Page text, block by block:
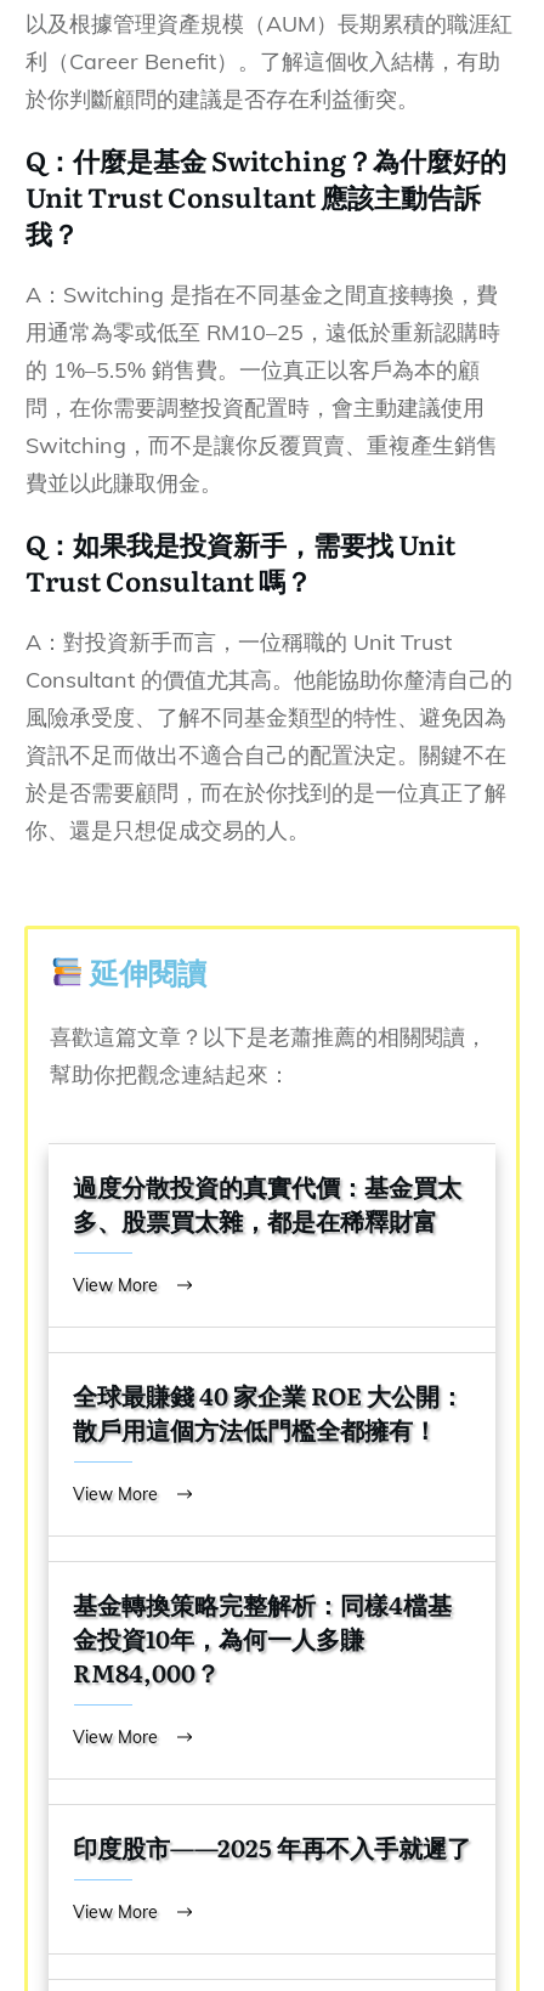
以及根據管理資產規模（AUM）長期累積的職涯紅
利（Career Benefit）。了解這個收入結構，有助
於你判斷顧問的建議是否存在利益衝突。
Q：什麼是基金 Switching？為什麼好的
Unit Trust Consultant 應該主動告訴
我？
A：Switching 是指在不同基金之間直接轉換，費
用通常為零或低至 RM10–25，遠低於重新認購時
的 1%–5.5% 銷售費。一位真正以客戶為本的顧
問，在你需要調整投資配置時，會主動建議使用
Switching，而不是讓你反覆買賣、重複產生銷售
費並以此賺取佣金。
Q：如果我是投資新手，需要找 Unit
Trust Consultant 嗎？
A：對投資新手而言，一位稱職的 Unit Trust
Consultant 的價值尤其高。他能協助你釐清自己的
風險承受度、了解不同基金類型的特性、避免因為
資訊不足而做出不適合自己的配置決定。關鍵不在
於是否需要顧問，而在於你找到的是一位真正了解
你、還是只想促成交易的人。
延伸閱讀
喜歡這篇文章？以下是老蕭推薦的相關閱讀，
幫助你把觀念連結起來：
過度分散投資的真實代價：基金買太
多、股票買太雜，都是在稀釋財富
View More
全球最賺錢 40 家企業 ROE 大公開：
散戶用這個方法低門檻全都擁有！
View More
基金轉換策略完整解析：同樣4檔基
金投資10年，為何一人多賺
RM84,000？
View More
印度股市——2025 年再不入手就遲了
View More